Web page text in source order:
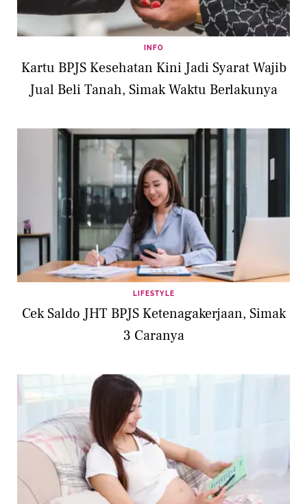
INFO
Kartu BPJS Kesehatan Kini Jadi Syarat Wajib
Jual Beli Tanah, Simak Waktu Berlakunya
LIFESTYLE
Cek Saldo JHT BPJS Ketenagakerjaan, Simak
3 Caranya